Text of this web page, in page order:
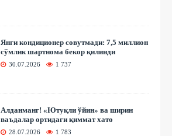
Янги кондиционер совутмади: 7,5 миллион
сўмлик шартнома бекор қилинди
30.07.2026 1 737
Алданманг! «Ютуқли ўйин» ва ширин
ваъдалар ортидаги қиммат хато
28.07.2026 1 783